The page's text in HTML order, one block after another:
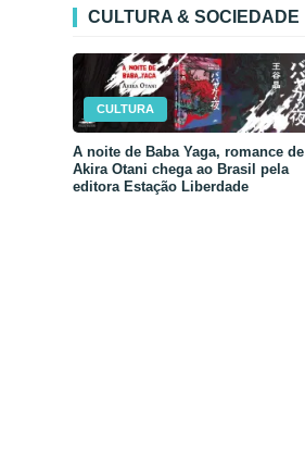
CULTURA & SOCIEDADE
CULTURA
A noite de Baba Yaga, romance de
Akira Otani chega ao Brasil pela
editora Estação Liberdade